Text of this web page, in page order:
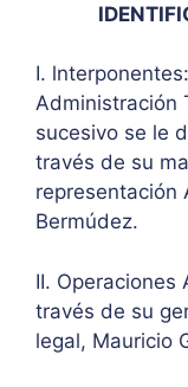
I. lnterponentes:
Administración
sucesivo se le
través de su
representación
Bermúdez.
II. Operaciones
través de su
legal, Mauricio